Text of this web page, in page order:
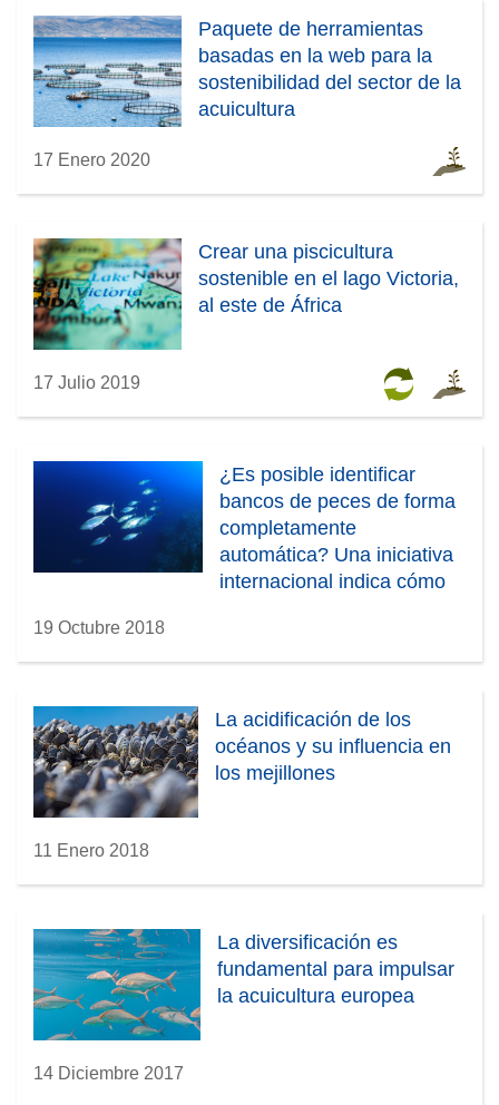
Paquete de herramientas
basadas en la web para la
sostenibilidad del sector de la
acuicultura
17 Enero 2020
Crear una piscicultura
sostenible en el lago Victoria,
al este de África
17 Julio 2019
¿Es posible identificar
bancos de peces de forma
completamente
automática? Una iniciativa
internacional indica cómo
19 Octubre 2018
La acidificación de los
océanos y su influencia en
los mejillones
11 Enero 2018
La diversificación es
fundamental para impulsar
la acuicultura europea
14 Diciembre 2017